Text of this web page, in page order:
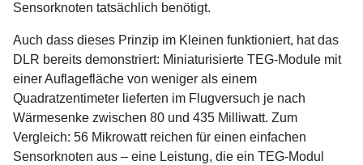
Sensorknoten tatsächlich benötigt.
Auch dass dieses Prinzip im Kleinen funktioniert, hat das
DLR bereits demonstriert: Miniaturisierte TEG-Module mit
einer Auflagefläche von weniger als einem
Quadratzentimeter lieferten im Flugversuch je nach
Wärmesenke zwischen 80 und 435 Milliwatt. Zum
Vergleich: 56 Mikrowatt reichen für einen einfachen
Sensorknoten aus – eine Leistung, die ein TEG-Modul